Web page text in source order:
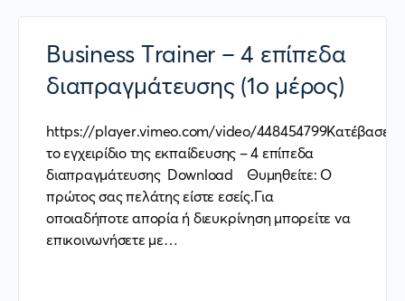
Business Trainer – 4 επίπεδα
διαπραγμάτευσης (1ο μέρος)
https://player.vimeo.com/video/448454799Κατέβασε
το εγχειρίδιο της εκπαίδευσης – 4 επίπεδα
διαπραγμάτευσης Download Θυμηθείτε: Ο
πρώτος σας πελάτης είστε εσείς.Για
οποιαδήποτε απορία ή διευκρίνηση μπορείτε να
επικοινωνήσετε με…